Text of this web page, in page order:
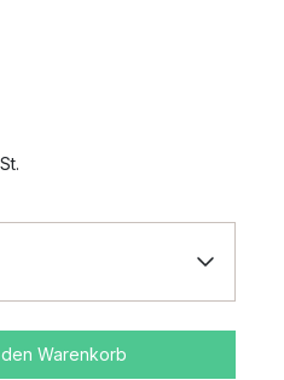
Warenkorb